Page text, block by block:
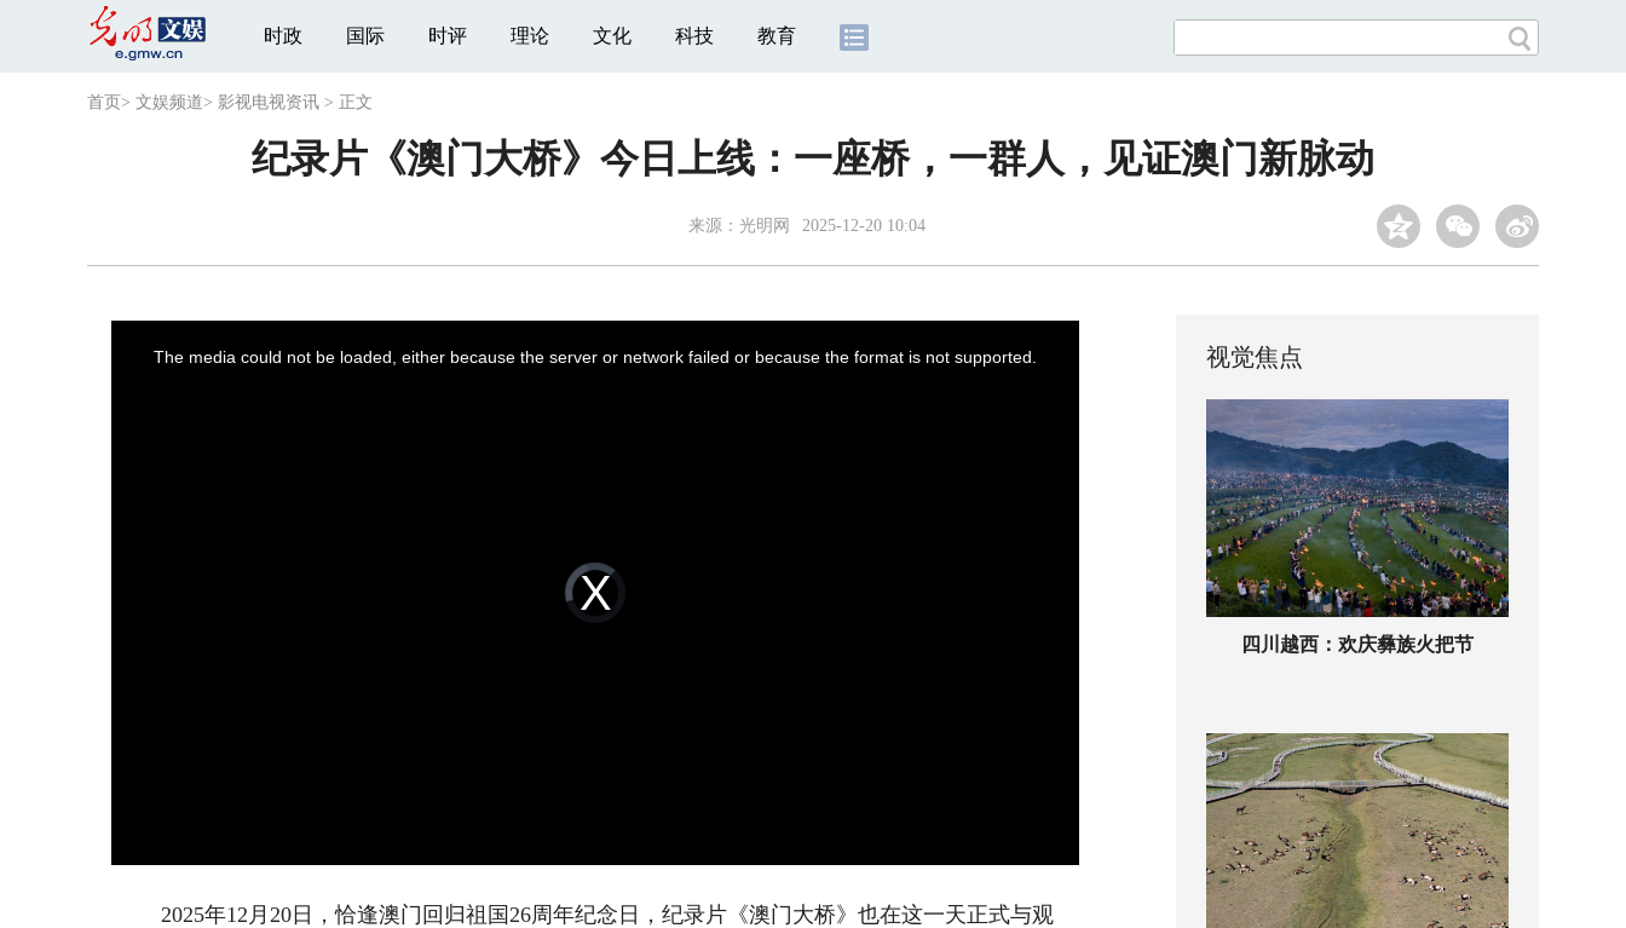
时政 国际 时评 理论 文化 科技 教育
首页 > 文娱频道> 影视电视资讯 > 正文
纪录片《澳门大桥》今日上线：一座桥，一群人，见证澳门新脉动
来源：光明网 2025-12-20 10:04
Video
Player
is
loading.
The media could not be loaded, either because the server or network failed or because the format is not supported.
2025年12月20日，恰逢澳门回归祖国26周年纪念日，纪录片《澳门大桥》也在这一天正式与观
视觉焦点
四川越西：欢庆彝族火把节